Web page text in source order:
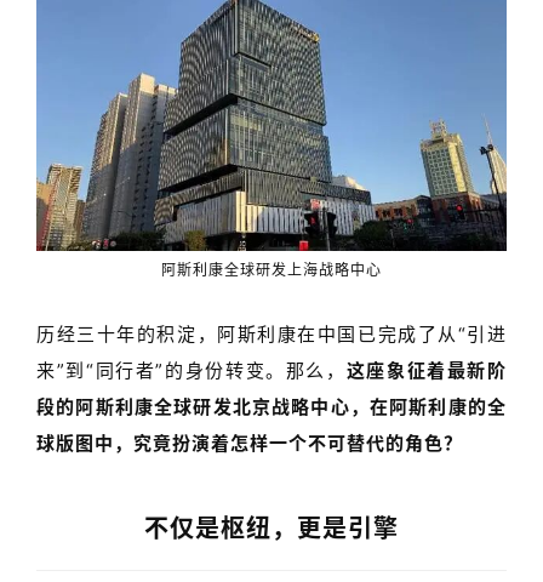
台
药
学
苑
A
登录 注册
阿斯利康全球研发上海战略中心
历经三十年的积淀，阿斯利康在中国已完成了从“引进
来”到 “ 同行者” 的身份转变。那么， 这座象征着最新阶
段的阿斯利康全球研发北京战略中心，在阿斯利康的全
球版图中，究竟扮演着怎样一个不可替代的角色？
不仅是枢纽，更是引擎